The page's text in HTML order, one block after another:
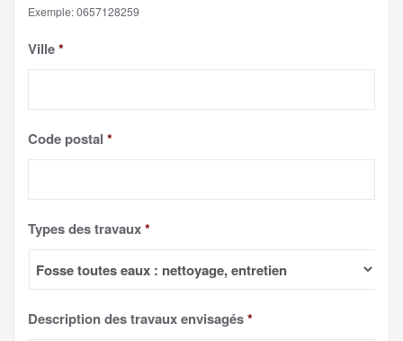
Exemple: 0657128259
Ville*
Code postal *
Types des travaux*
Description des travaux envisagés*